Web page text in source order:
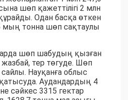
шөп қажеттілігі 2 млн
Одан басқа өткен
мың тонна шөп сақтаулы
шөп шабудың қызған
тер төгуде. Шөп
Науқанға облыс
Аудандардың 4
сәйкес 3315 гектар